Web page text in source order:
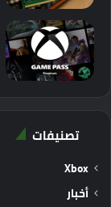
تصنيفات
Xbox
أخبار